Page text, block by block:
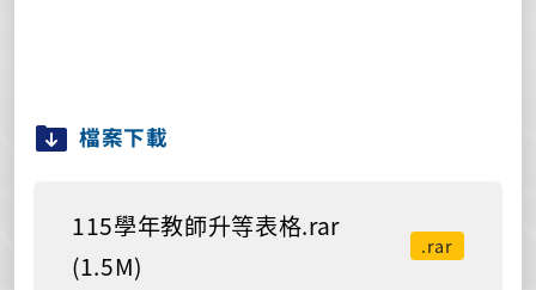
檔案下載
115學年教師升等表格.rar
(1.5M)
.rar